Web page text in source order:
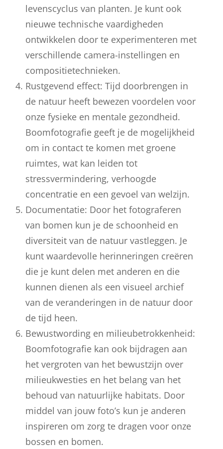
levenscyclus van planten. Je kunt ook
nieuwe technische vaardigheden
ontwikkelen door te experimenteren met
verschillende camera-instellingen en
compositietechnieken.
Rustgevend effect: Tijd doorbrengen in
de natuur heeft bewezen voordelen voor
onze fysieke en mentale gezondheid.
Boomfotografie geeft je de mogelijkheid
om in contact te komen met groene
ruimtes, wat kan leiden tot
stressvermindering, verhoogde
concentratie en een gevoel van welzijn.
Documentatie: Door het fotograferen
van bomen kun je de schoonheid en
diversiteit van de natuur vastleggen. Je
kunt waardevolle herinneringen creëren
die je kunt delen met anderen en die
kunnen dienen als een visueel archief
van de veranderingen in de natuur door
de tijd heen.
Bewustwording en milieubetrokkenheid:
Boomfotografie kan ook bijdragen aan
het vergroten van het bewustzijn over
milieukwesties en het belang van het
behoud van natuurlijke habitats. Door
middel van jouw foto’s kun je anderen
inspireren om zorg te dragen voor onze
bossen en bomen.